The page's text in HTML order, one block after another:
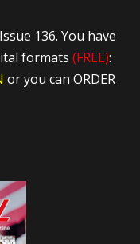
136. You have
formats(FREE):
or you can ORDER